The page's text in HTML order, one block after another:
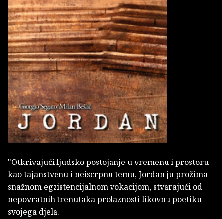
"Otkrivajući ljudsko postojanje u vremenu i prostoru
kao tajanstvenu i neiscrpnu temu, Jordan ju prožima
snažnom egzistencijalnom vokacijom, stvarajući od
nepovratnih trenutaka prolaznosti likovnu poetiku
svojega djela.